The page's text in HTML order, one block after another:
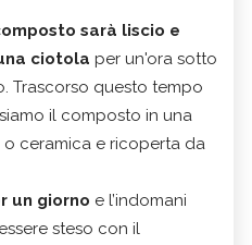
sarà liscio e
ciotola per un'ora sotto
Trascorso questo tempo
il composto in una
ceramica e ricoperta da
un giorno e l’indomani
steso con il